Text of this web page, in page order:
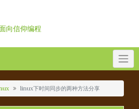
向信仰编程
linux下时间同步的两种方法分享